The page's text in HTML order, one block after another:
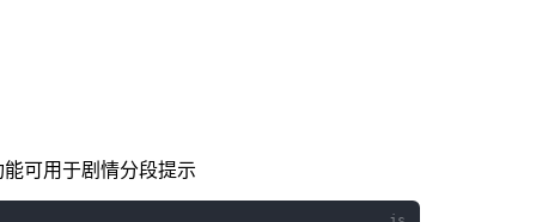
可用于剧情分段提示